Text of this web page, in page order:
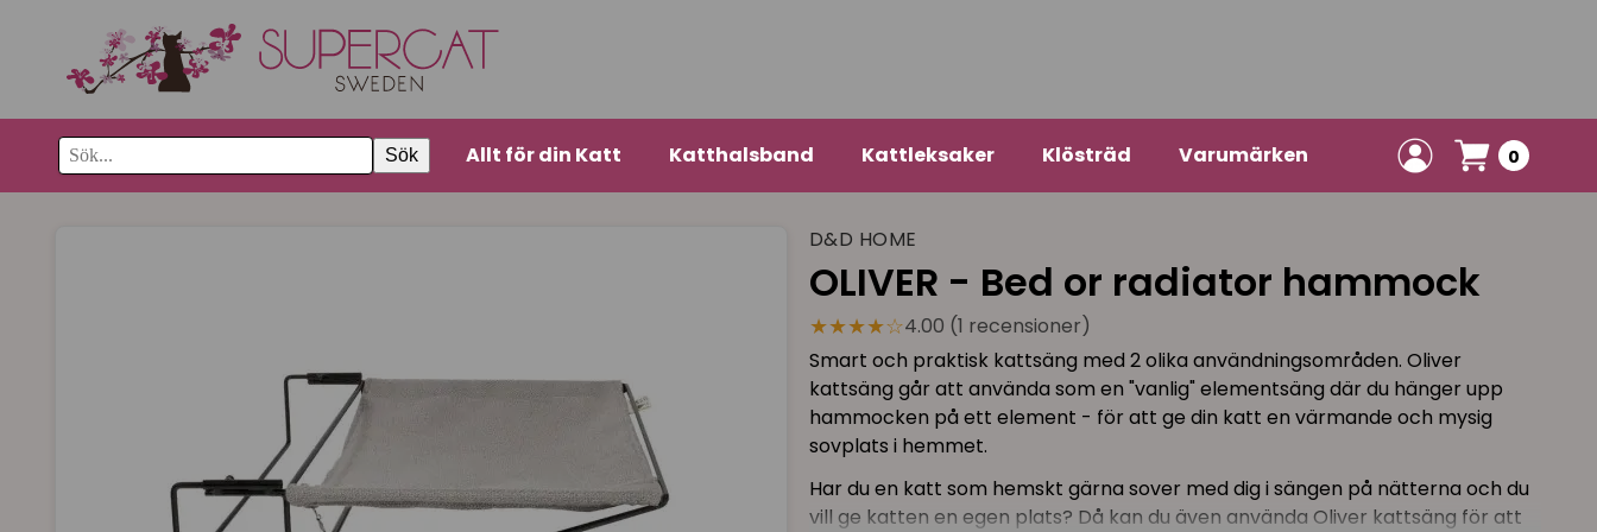
Sök Allt för din Katt Katthalsband Kattleksaker Klösträd Varumärken 0
D&D HOME
OLIVER - Bed or radiator hammock
★★★★☆4.00 (1 recensioner)
Smart och praktisk kattsäng med 2 olika användningsområden. Oliver
kattsäng går att använda som en "vanlig" elementsäng där du hänger upp
hammocken på ett element - för att ge din katt en värmande och mysig
sovplats i hemmet.
Har du en katt som hemskt gärna sover med dig i sängen på nätterna och du
vill ge katten en egen plats? Då kan du även använda Oliver kattsäng för att